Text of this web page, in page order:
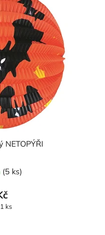
NETOPÝŘI
(5 ks)
ks